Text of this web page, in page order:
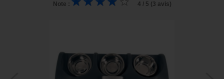
Note : 4 / 5 (3 avis)